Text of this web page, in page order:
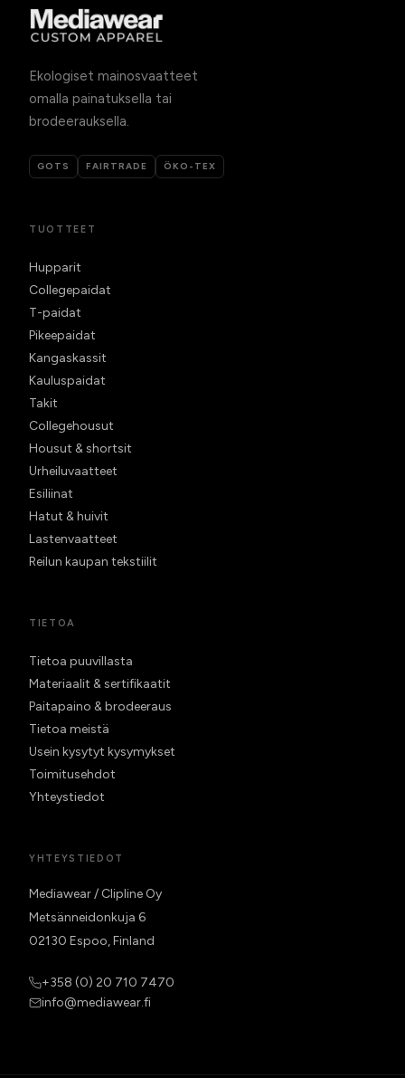
Ekologiset mainosvaatteet
omalla painatuksella tai
brodeerauksella.
GOTS FAIRTRADE ÖKO-TEX
TUOTTEET
Hupparit
Collegepaidat
T-paidat
Pikeepaidat
Kangaskassit
Kauluspaidat
Takit
Collegehousut
Housut & shortsit
Urheiluvaatteet
Esiliinat
Hatut & huivit
Lastenvaatteet
Reilun kaupan tekstiilit
TIETOA
Tietoa puuvillasta
Materiaalit & sertifikaatit
Paitapaino & brodeeraus
Tietoa meistä
Usein kysytyt kysymykset
Toimitusehdot
Yhteystiedot
YHTEYSTIEDOT
Mediawear / Clipline Oy
Metsänneidonkuja 6
02130 Espoo, Finland
+358 (0) 20 710 7470
info@mediawear.fi